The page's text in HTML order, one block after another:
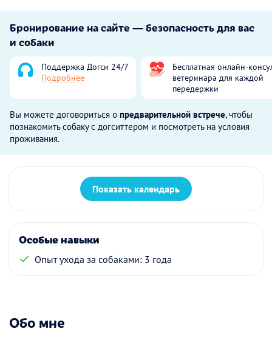
Бронирование на сайте — безопасность для вас
и собаки
Поддержка Догси 24/7
Подробнее
Бесплатная онлайн-
ветеринара для каждой
передержки
Вы можете договориться о предварительной встрече, чтобы
познакомить собаку с догситтером и посмотреть на условия
проживания.
Показать календарь
Особые навыки
Опыт ухода за собаками: 3 года
Обо мне